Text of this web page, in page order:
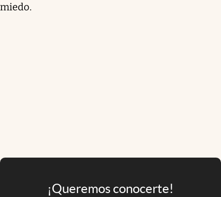
miedo.
¡Queremos conocerte!